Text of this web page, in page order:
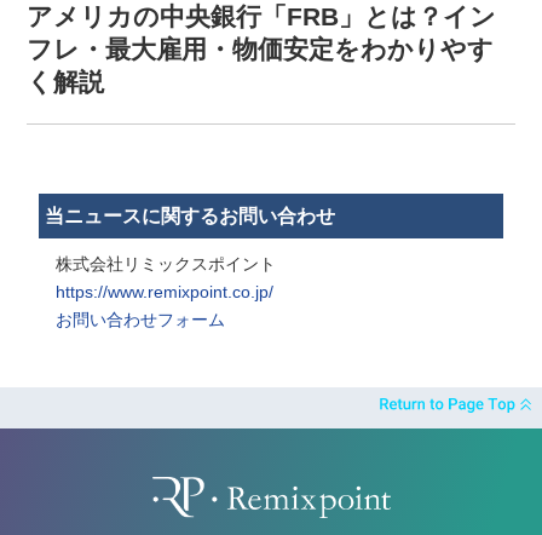
アメリカの中央銀行「FRB」とは？イン
フレ・最大雇用・物価安定をわかりやす
く解説
当ニュースに関するお問い合わせ
株式会社リミックスポイント
https://www.remixpoint.co.jp/
お問い合わせフォーム